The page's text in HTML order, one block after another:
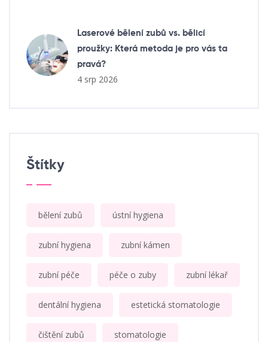
Laserové bělení zubů vs. bělicí
proužky: Která metoda je pro vás ta
pravá?
4 srp 2026
Štítky
bělení zubů ústní hygiena
zubní hygiena zubní kámen
zubní péče péče o zuby zubní lékař
dentální hygiena estetická stomatologie
čištění zubů stomatologie